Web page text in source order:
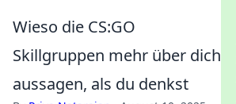
Wieso die CS:GO
Skillgruppen mehr über dich
aussagen, als du denkst